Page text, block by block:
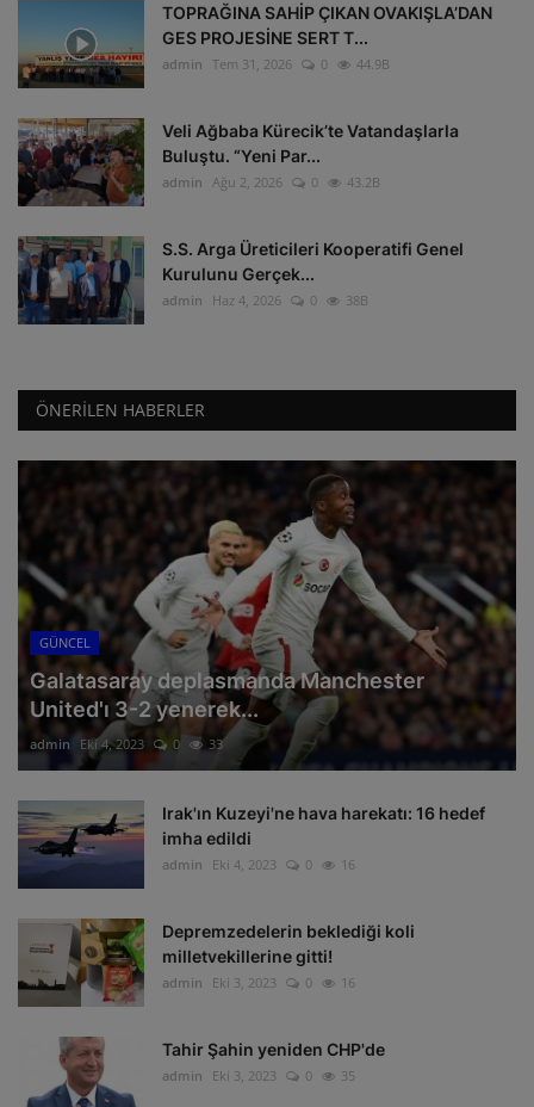
TOPRAĞINA SAHİP ÇIKAN OVAKIŞLA’DAN
GES PROJESİNE SERT T...
admin Tem 31, 2026 0 44.9B
Veli Ağbaba Kürecik’te Vatandaşlarla
Buluştu. “Yeni Par...
admin Ağu 2, 2026 0 43.2B
S.S. Arga Üreticileri Kooperatifi Genel
Kurulunu Gerçek...
admin Haz 4, 2026 0 38B
ÖNERILEN HABERLER
GÜNCEL
Galatasaray deplasmanda Manchester
United'ı 3-2 yenerek...
admin Eki 4, 2023 0 33
Irak'ın Kuzeyi'ne hava harekatı: 16 hedef
imha edildi
admin Eki 4, 2023 0 16
Depremzedelerin beklediği koli
milletvekillerine gitti!
admin Eki 3, 2023 0 16
Tahir Şahin yeniden CHP'de
admin Eki 3, 2023 0 35